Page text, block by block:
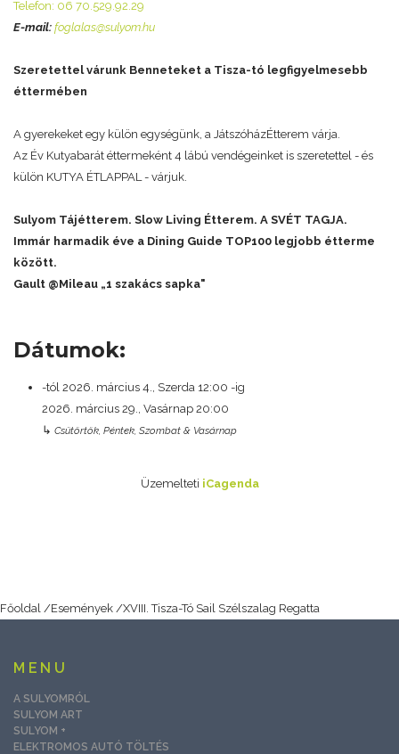
Telefon: 06 70.529.92.29
E-mail: foglalas@sulyom.hu
Szeretettel várunk Benneteket a Tisza-tó legfigyelmesebb
éttermében
A gyerekeket egy külön egységünk, a JátszóházÉtterem várja.
Az Év Kutyabarát éttermeként 4 lábú vendégeinket is szeretettel - és
külön KUTYA ÉTLAPPAL - várjuk.
Sulyom Tájétterem. Slow Living Étterem. A SVÉT TAGJA.
Immár harmadik éve a Dining Guide TOP100 legjobb étterme
között.
Gault @Mileau „1 szakács sapka"
Dátumok:
-tól 2026. március 4., Szerda 12:00 -ig
2026. március 29., Vasárnap 20:00
↳ Csütörtök, Péntek, Szombat & Vasárnap
Üzemelteti iCagenda
Főoldal /Események /XVIII. Tisza-Tó Sail Szélszalag Regatta
MENU
A SULYOMRÓL
SULYOM ART
SULYOM +
ELEKTROMOS AUTÓ TÖLTÉS